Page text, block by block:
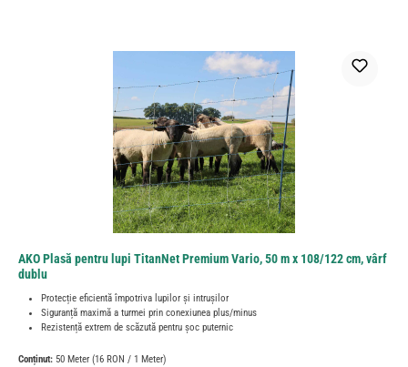
AKO Plasă pentru lupi TitanNet Premium Vario, 50 m x 108/122 cm, vârf
dublu
Protecție eficientă împotriva lupilor și intrușilor
Siguranță maximă a turmei prin conexiunea plus/minus
Rezistență extrem de scăzută pentru șoc puternic
Conținut: 50 Meter (16 RON / 1 Meter)